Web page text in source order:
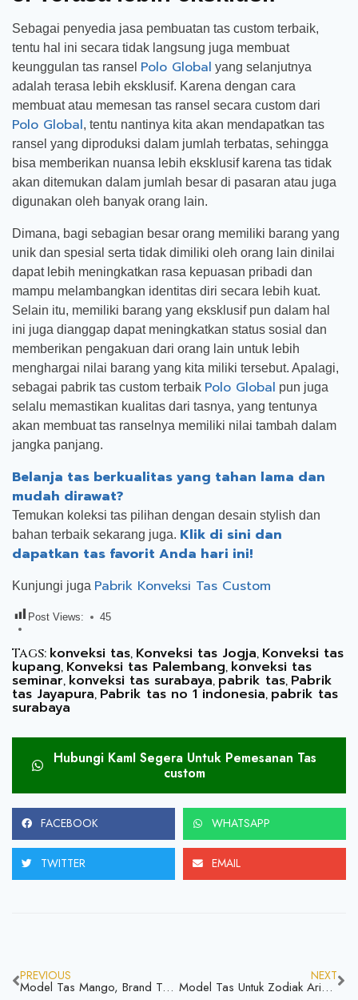
Sebagai penyedia jasa pembuatan tas custom terbaik,
tentu hal ini secara tidak langsung juga membuat
keunggulan tas ransel Polo Global yang selanjutnya
adalah terasa lebih eksklusif. Karena dengan cara
membuat atau memesan tas ransel secara custom dari
Polo Global, tentu nantinya kita akan mendapatkan tas
ransel yang diproduksi dalam jumlah terbatas, sehingga
bisa memberikan nuansa lebih eksklusif karena tas tidak
akan ditemukan dalam jumlah besar di pasaran atau juga
digunakan oleh banyak orang lain.
Dimana, bagi sebagian besar orang memiliki barang yang
unik dan spesial serta tidak dimiliki oleh orang lain dinilai
dapat lebih meningkatkan rasa kepuasan pribadi dan
mampu melambangkan identitas diri secara lebih kuat.
Selain itu, memiliki barang yang eksklusif pun dalam hal
ini juga dianggap dapat meningkatkan status sosial dan
memberikan pengakuan dari orang lain untuk lebih
menghargai nilai barang yang kita miliki tersebut. Apalagi,
sebagai pabrik tas custom terbaik Polo Global pun juga
selalu memastikan kualitas dari tasnya, yang tentunya
akan membuat tas ranselnya memiliki nilai tambah dalam
jangka panjang.
Belanja tas berkualitas yang tahan lama dan
mudah dirawat?
Temukan koleksi tas pilihan dengan desain stylish dan
bahan terbaik sekarang juga. Klik di sini dan
dapatkan tas favorit Anda hari ini!
Kunjungi juga Pabrik Konveksi Tas Custom
Post Views: 45
Tags: konveksi tas, Konveksi tas Jogja, Konveksi tas
kupang, Konveksi tas Palembang, konveksi tas
seminar, konveksi tas surabaya,pabrik tas, Pabrik
tas Jayapura, Pabrik tas no 1 indonesia, pabrik tas
surabaya
Hubungi KamI Segera Untuk Pemesanan Tas
custom
FACEBOOK WHATSAPP
TWITTER EMAIL
PREVIOUS
Model Tas Mango, Brand Terkenal Dengan Produk Berkualitas Apakah Benar?
NEXT
Model Tas Untuk Zodiak Aries Dengan Tampilan Unik Bahan Berkualitas Serta Terjangkau